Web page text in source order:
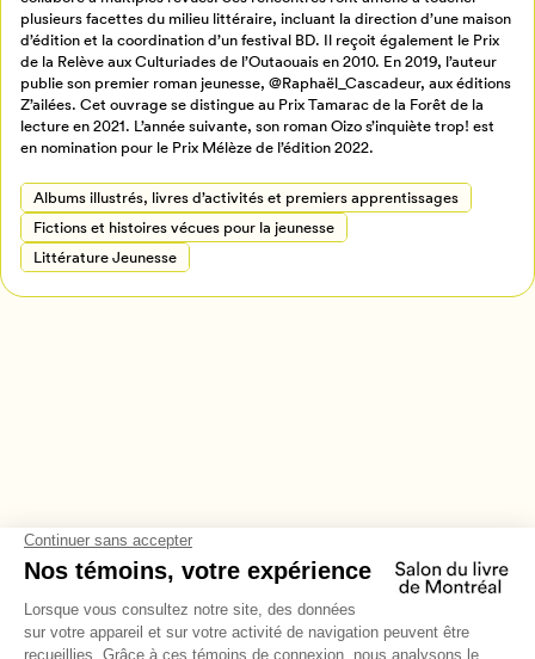
Retour à l’accueil
plusieurs facettes du milieu littéraire, incluant la direction d’une maison
d’édition et la coordination d’un festival BD. Il reçoit également le Prix
de la Relève aux Culturiades de l’Outaouais en 2010. En 2019, l’auteur
publie son premier roman jeunesse, @Raphaël_Cascadeur, aux éditions
Z’ailées. Cet ouvrage se distingue au Prix Tamarac de la Forêt de la
lecture en 2021. L’année suivante, son roman Oizo s’inquiète trop! est
en nomination pour le Prix Mélèze de l’édition 2022.
Albums illustrés, livres d’activités et premiers apprentissages
Fictions et histoires vécues pour la jeunesse
Littérature Jeunesse
Créer un profil
Annuler